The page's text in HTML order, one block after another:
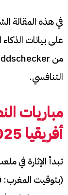
في هذه المقالة
التنافسي.
مباريات
أفريقيا 2025
تبدأ الإثارة في